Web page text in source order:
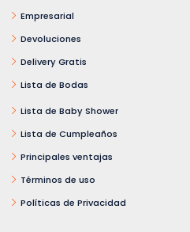
Empresarial
Devoluciones
Delivery Gratis
Lista de Bodas
Lista de Baby Shower
Lista de Cumpleaños
Principales ventajas
Términos de uso
Políticas de Privacidad